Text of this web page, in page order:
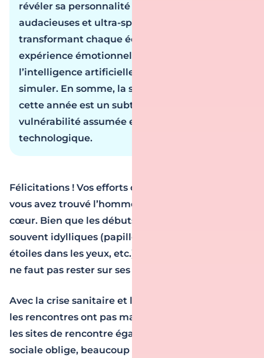
révéler sa personnalité par touches
audacieuses et ultra-spécifiques,
transformant chaque échange en une
expérience émotionnelle unique que
l’intelligence artificielle ne pourrait jamais
simuler. En somme, la séduction par SMS
cette année est un subtil mélange de
vulnérabilité assumée et de confiance
technologique.
Félicitations ! Vos efforts ont porté leurs fruits, et
vous avez trouvé l’homme qui fait battre votre
cœur. Bien que les débuts des histoires soient
souvent idylliques (papillons dans le ventre,
étoiles dans les yeux, etc.), une chose est sûre : il
ne faut pas rester sur ses acquis.
Avec la crise sanitaire et l’épidémie de COVID-19,
les rencontres ont pas mal évolué, et l’intérêt pour
les sites de rencontre également. Distanciation
sociale oblige, beaucoup d’amoureux transis ont